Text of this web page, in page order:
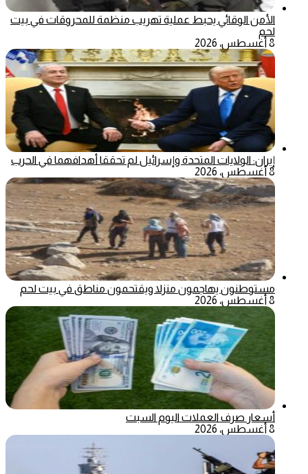
الأمن الوقائي يحبط عملية تهريب منظمة للمحروقات في بيت
لحم
8 أغسطس، 2026
إيران: الولايات المتحدة وإسرائيل لم تحققا أهدافهما في الحرب
8 أغسطس، 2026
مستوطنون يهاجمون منزلا ويقتحمون مناطق في بيت لحم
8 أغسطس، 2026
أسعار صرف العملات اليوم السبت
8 أغسطس، 2026